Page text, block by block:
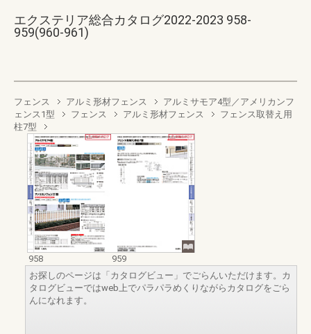
エクステリア総合カタログ2022-2023 958-
959(960-961)
フェンス アルミ形材フェンス
アルミサモア4型／アメリカンフ
ェンス1型
フェンス アルミ形材フェンス
フェンス取替え用
柱7型
958
959
お探しのページは「カタログビュー」でごらんいただけます。カ
タログビューではweb上でパラパラめくりながらカタログをごら
んになれます。